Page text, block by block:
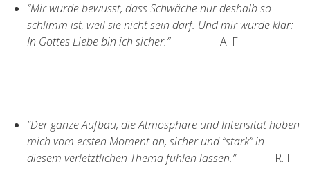
“Mir wurde bewusst, dass Schwäche nur deshalb so
schlimm ist, weil sie nicht sein darf. Und mir wurde klar:
In Gottes Liebe bin ich sicher.” A. F.
“Der ganze Aufbau, die Atmosphäre und Intensität haben
mich vom ersten Moment an, sicher und “stark” in
diesem verletztlichen Thema fühlen lassen.” R. I.